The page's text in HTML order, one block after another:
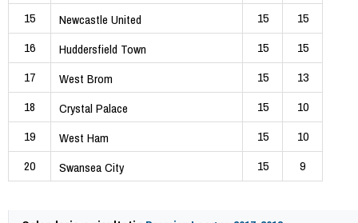
15
Newcastle United 15
15
16
Huddersfield Town 15
15
17
West Brom 15
13
18
Crystal Palace 15
10
19
West Ham 15
10
20
Swansea City 15 9